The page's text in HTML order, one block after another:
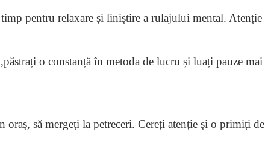
pentru relaxare și liniștire a rulajului mental. Atenție
o constanță în metoda de lucru și luați pauze mai
oraș, să mergeți la petreceri. Cereți atenție și o primiți de